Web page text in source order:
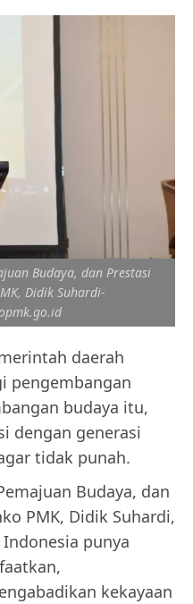
Budaya, dan Prestasi
Didik Suhardi-
daerah
pengembangan
budaya itu,
dengan generasi
tidak punah.
Budaya, dan
PMK, Didik Suhardi,
punya
kekayaan